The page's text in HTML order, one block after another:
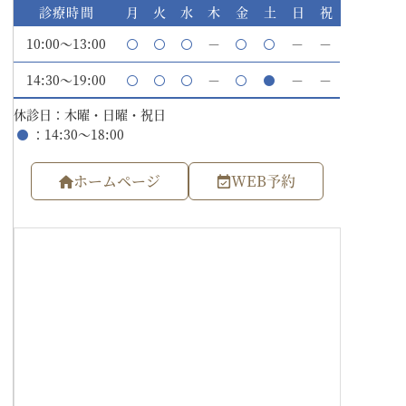
休診日：木曜・日曜・祝日
：14:30～18:00
診療時間 月 火 水 木 金 土 日
祝
10:00～13:00
－ －
－
14:30～19:00
－ － －
ホームページ WEB予約